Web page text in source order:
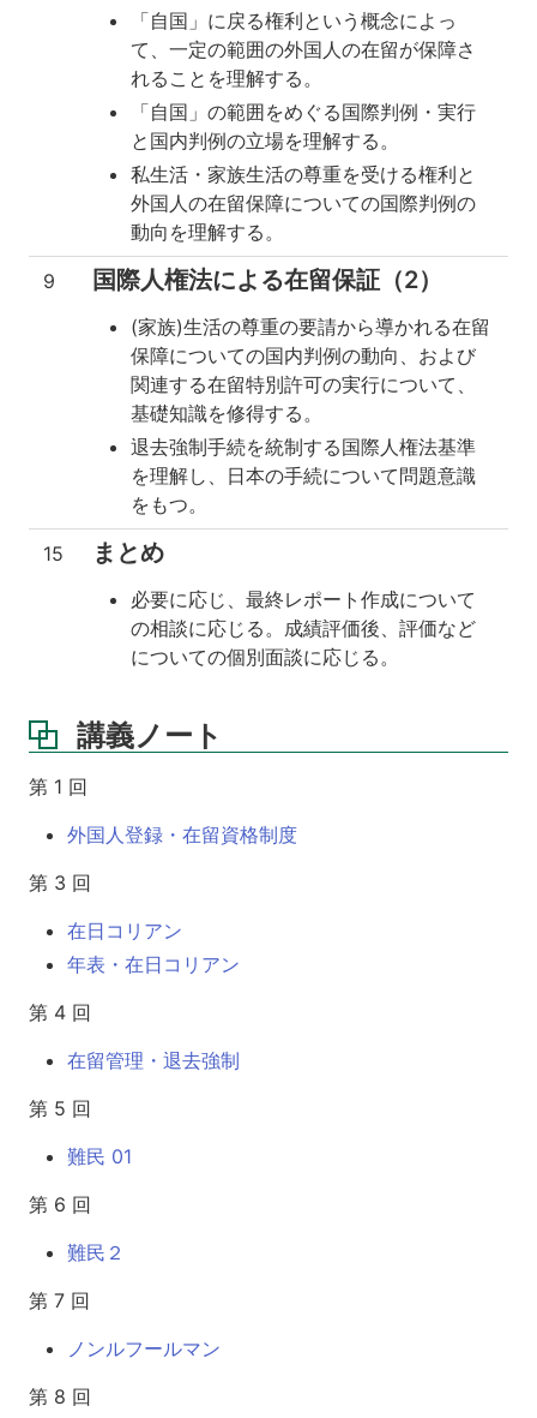
「自国」に戻る権利という概念によっ
て、一定の範囲の外国人の在留が保障さ
れることを理解する。
「自国」の範囲をめぐる国際判例・実行
と国内判例の立場を理解する。
私生活・家族生活の尊重を受ける権利と
外国人の在留保障についての国際判例の
動向を理解する。
9 国際人権法による在留保証（2）
(家族)生活の尊重の要請から導かれる在留
保障についての国内判例の動向、および
関連する在留特別許可の実行について、
基礎知識を修得する。
退去強制手続を統制する国際人権法基準
を理解し、日本の手続について問題意識
をもつ。
15 まとめ
必要に応じ、最終レポート作成について
の相談に応じる。成績評価後、評価など
についての個別面談に応じる。
講義ノート
第 1 回
外国人登録・在留資格制度
第 3 回
在日コリアン
年表・在日コリアン
第 4 回
在留管理・退去強制
第 5 回
難民 01
第 6 回
難民２
第 7 回
ノンルフールマン
第 8 回